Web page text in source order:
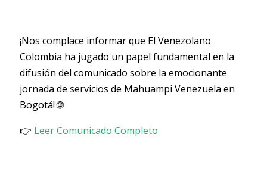
¡Nos complace informar que El Venezolano
Colombia ha jugado un papel fundamental en la
difusión del comunicado sobre la emocionante
jornada de servicios de Mahuampi Venezuela en
Bogotá! 🌐
👉 Leer Comunicado Completo